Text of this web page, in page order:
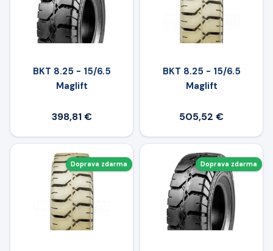
BKT 8.25 - 15/6.5
Maglift
398,81 €
BKT 8.25 - 15/6.5
Maglift
505,52 €
Doprava zdarma Doprava zdarma